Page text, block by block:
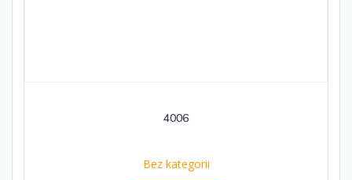
4006
Bez kategorii